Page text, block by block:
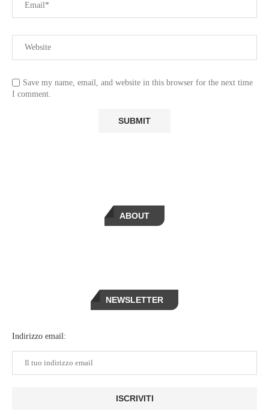
Save my name, email, and website in this browser for the next time
I comment.
ABOUT
NEWSLETTER
Indirizzo email: